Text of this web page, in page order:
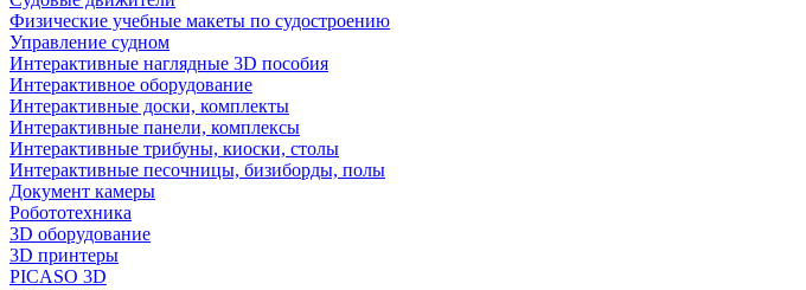
Физические учебные макеты по судостроению
Управление судном
Интерактивные наглядные 3D пособия
Интерактивное оборудование
Интерактивные доски, комплекты
Интерактивные панели, комплексы
Интерактивные трибуны, киоски, столы
Интерактивные песочницы, бизиборды, полы
Документ камеры
Робототехника
3D оборудование
3D принтеры
PICASO 3D